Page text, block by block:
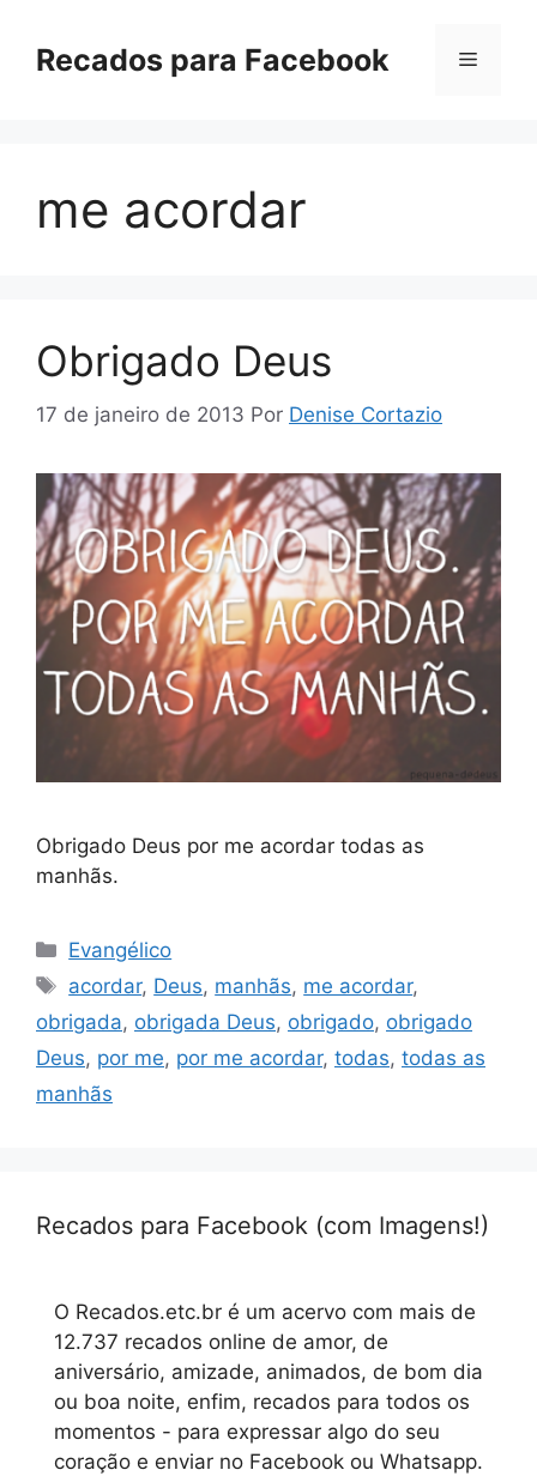
paraRecados para Facebook Menu
me acordar
Obrigado Deus
17 de janeiro de 2013 Por Denise Cortazio
Obrigado Deus por me acordar todas as
manhãs.
Categorias
Evangélico
Tags
acordar, Deus, manhãs, me acordar,
obrigada, obrigada Deus, obrigado, obrigado
Deus, por me, por me acordar, todas, todas as
manhãs
Recados para Facebook (com Imagens!)
O Recados.etc.br é um acervo com mais de
12.737 recados online de amor, de
aniversário, amizade, animados, de bom dia
ou boa noite, enfim, recados para todos os
momentos - para expressar algo do seu
coração e enviar no Facebook ou Whatsapp.